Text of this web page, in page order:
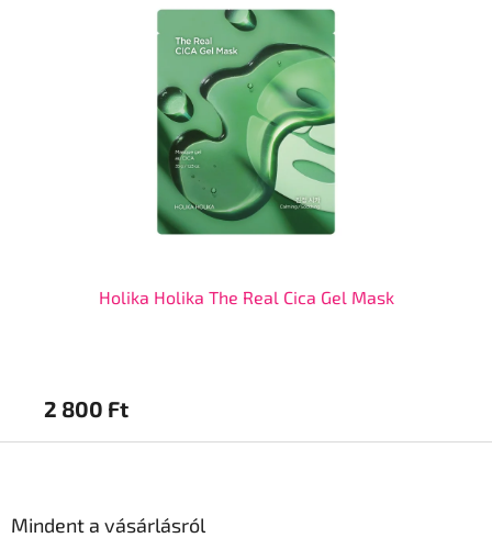
Holika Holika The Real Cica Gel Mask
2 800 Ft
Mindent a vásárlásról